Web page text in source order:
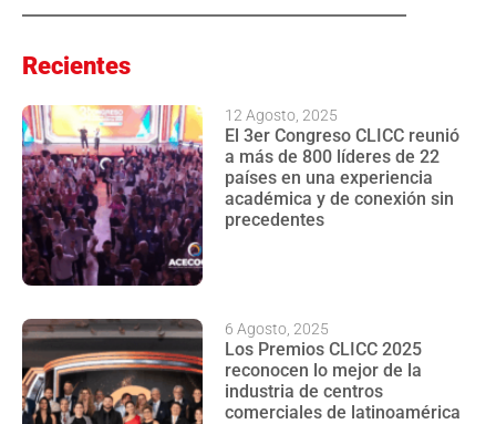
Recientes
El 3er Congreso CLICC reunió
a más de 800 líderes de 22
países en una experiencia
académica y de conexión sin
precedentes
12 Agosto, 2025
Los Premios CLICC 2025
reconocen lo mejor de la
industria de centros
comerciales de latinoamérica
6 Agosto, 2025